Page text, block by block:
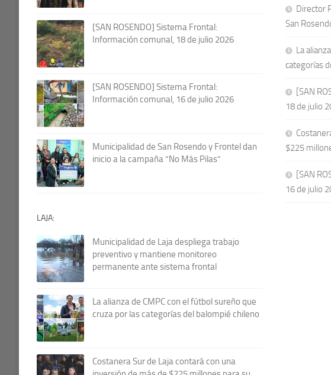
[SAN ROSENDO] Sistema Frontal:
Información comunal, 18 de julio 2026
[SAN ROSENDO] Sistema Frontal:
Información comunal, 16 de julio 2026
Municipalidad de San Rosendo y Frontel dan
inicio a la campaña “No Más Pilas”
LAJA:
Municipalidad de Laja despliega trabajo
preventivo y mantiene monitoreo
permanente ante sistema frontal
La alianza de CMPC con el fútbol sureño que
cruza por las categorías del balompié chileno
Costanera Sur de Laja contará con una
Director
San
La
categorías
[SAN
18 de julio
$225
[SAN
16 de julio